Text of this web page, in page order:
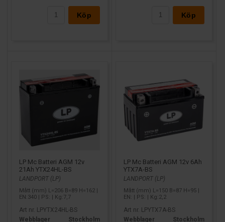
Köp Köp
LP Mc Batteri AGM 12v
21Ah YTX24HL-BS
LANDPORT (LP)
Mått (mm) L=206 B=89 H=162 |
EN:340 | PS: | Kg:7,7
Art nr. LPYTX24HL-BS
Webblager
Stockholm
LP Mc Batteri AGM 12v 6Ah
YTX7A-BS
LANDPORT (LP)
Mått (mm) L=150 B=87 H=95 |
EN: | PS: | Kg:2,2
Art nr. LPYTX7A-BS
Webblager
Stockholm